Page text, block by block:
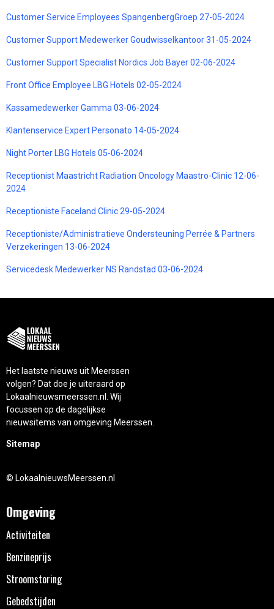
Customer Service Employees SpangenbergGroep 27-05-2024
Customer Support Medewerker Goudwisselkantoor 31-05-2024
Customer Support Specialist Nordics Job Bayer 02-06-2024
Front Office Employee LBG Hotels 02-05-2024
Kassamedewerker Gamma 03-06-2024
Klantenservice Expert Personato 14-05-2024
Night Porter LBG Hotels 05-06-2024
Receptionist Maastricht Radiation Oncology Maastro-Clinic 12-06-
2024
Receptioniste Faceland Clinic 29-05-2024
Receptioniste/Administratieve Ondersteuning Perrée & Partners
Verzekeringen 13-06-2024
Servicedesk Medewerker NS Randstad 03-06-2024
Het laatste nieuws uit Meerssen
volgen? Dat doe je uiteraard op
Lokaalnieuwsmeerssen.nl. Wij
focussen op de dagelijkse
nieuwsitems van omgeving Meerssen.
Sitemap
© LokaalnieuwsMeerssen.nl
Omgeving
Activiteiten
Benzineprijs
Stroomstoring
Gebedstijden